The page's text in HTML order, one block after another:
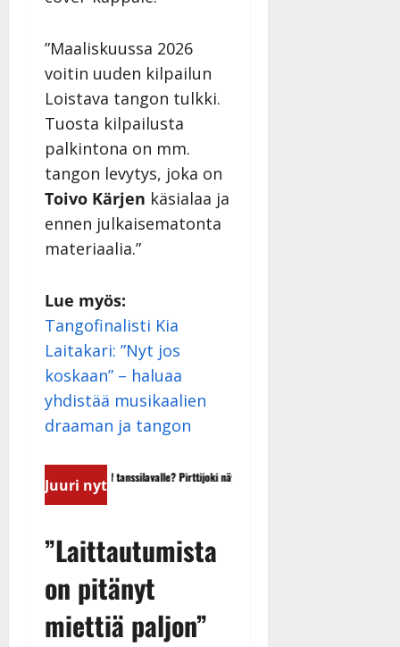
”Maaliskuussa 2026
voitin uuden kilpailun
Loistava tangon tulkki.
Tuosta kilpailusta
palkintona on mm.
tangon levytys, joka on
Toivo Kärjen käsialaa ja
ennen julkaisematonta
materiaalia.”
Lue myös:
Tangofinalisti Kia
Laitakari: ”Nyt jos
koskaan” – haluaa
yhdistää musikaalien
draaman ja tangon
Juuri nyt
Piaf tanssilavalle? Pirttijoki näyttää
”Laittautumista
on pitänyt
miettiä paljon”